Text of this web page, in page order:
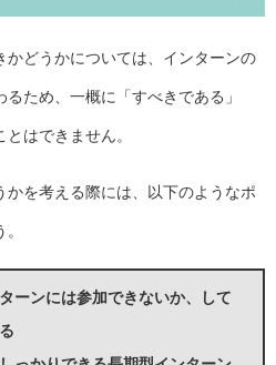
かどうかについては、インターンの
ため、一概に「すべきである」
はできません。
を考える際には、以下のようなポ
ーンには参加できないか、して